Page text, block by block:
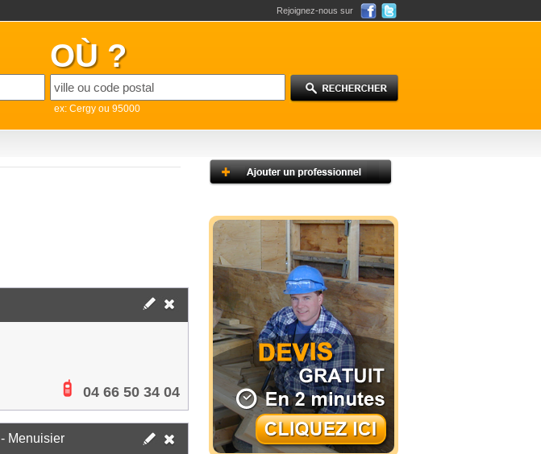
Rejoignez-nous sur
OÙ ?
ex: Cergy ou 95000
04 66 50 34 04
- Menuisier